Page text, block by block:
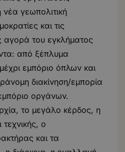
γεωπολιτική
και τις
αγορά του εγκλήματος
από ξέπλυμα
εμπόριο όπλων και
διακίνηση/εμπορία
οργάνων.
το μεγάλο κέρδος, η
ο
και τα